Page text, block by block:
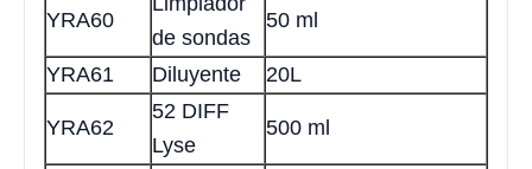
YRA60
de sondas
50 ml
YRA61 Diluyente 20L
YRA62
52 DIFF
Lyse
500 ml